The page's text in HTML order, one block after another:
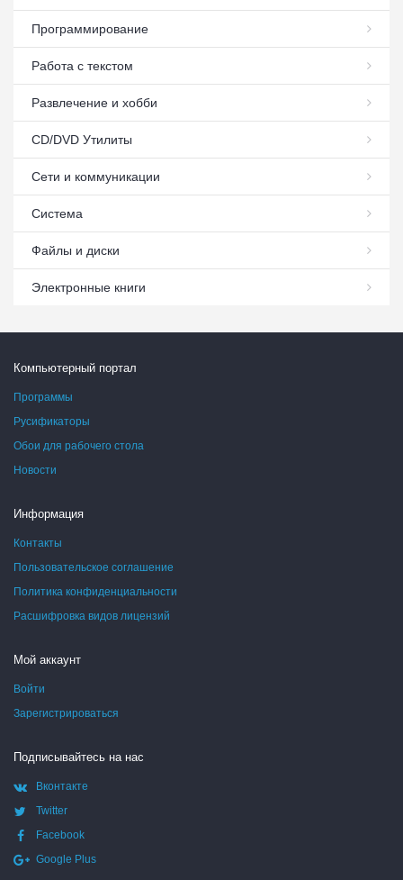
Программирование
Работа с текстом
Развлечение и хобби
СD/DVD Утилиты
Сети и коммуникации
Система
Файлы и диски
Электронные книги
Компьютерный портал
Программы
Русификаторы
Обои для рабочего стола
Новости
Информация
Контакты
Пользовательское соглашение
Политика конфиденциальности
Расшифровка видов лицензий
Мой аккаунт
Войти
Зарегистрироваться
Подписывайтесь на нас
Вконтакте
Twitter
Facebook
Google Plus